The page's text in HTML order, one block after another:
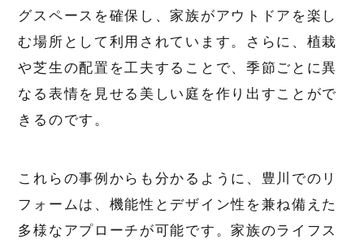
グスペースを確保し、家族がアウトドアを楽し
む場所として利用されています。さらに、植栽
や芝生の配置を工夫することで、季節ごとに異
なる表情を見せる美しい庭を作り出すことがで
きるのです。
これらの事例からも分かるように、豊川でのリ
フォームは、機能性とデザイン性を兼ね備えた
多様なアプローチが可能です。家族のライフス